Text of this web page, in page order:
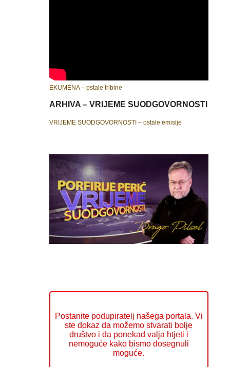
EKUMENA – ostale tribine
ARHIVA – VRIJEME SUODGOVORNOSTI
VRIJEME SUODGOVORNOSTI – ostale emisije
Postanite podupiratelj našega portala. Vi
ste dokaz da možemo stvarati bolje
društvo i da ponekad valja htjeti i
nemoguće kako bismo dosegnuli
moguće.